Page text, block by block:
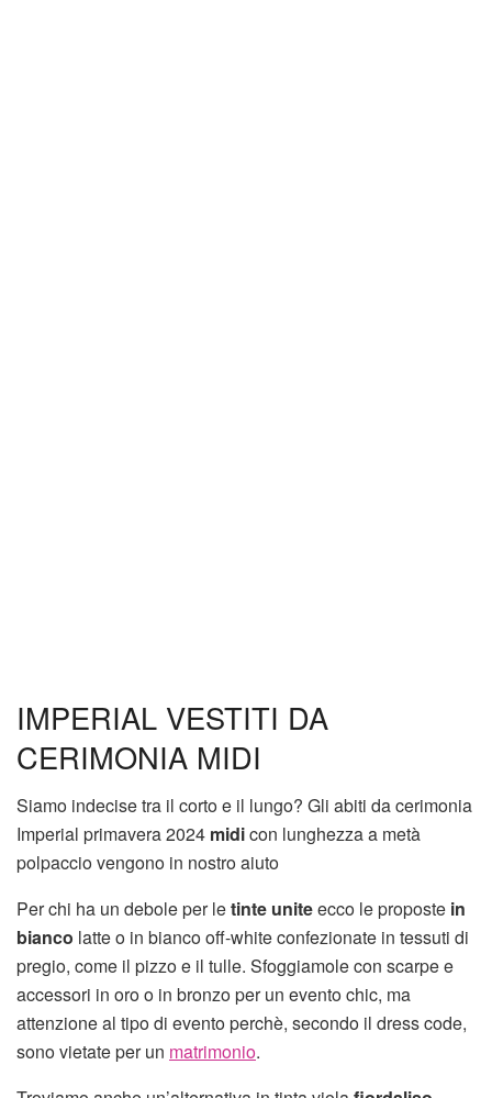
IMPERIAL VESTITI DA
CERIMONIA MIDI
Siamo indecise tra il corto e il lungo? Gli abiti da cerimonia
Imperial primavera 2024 midicon lunghezza a metà
polpaccio vengono in nostro aiuto
Per chi ha un debole per letinte uniteecco le proposte in
bianco latte o in bianco off-white confezionate in tessuti di
pregio, come il pizzo e il tulle. Sfoggiamole con scarpe e
accessori in oro o in bronzo per un evento chic, ma
attenzione al tipo di evento perchè, secondo il dress code,
sono vietate per un matrimonio.